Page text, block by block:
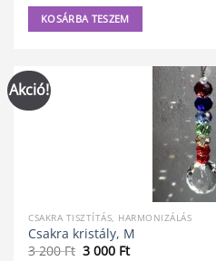
KOSÁRBA TESZEM
Akció!
CSAKRA TISZTÍTÁS, HARMONIZÁLÁS
Csakra kristály, M
3 200Ft Original
3 000 FtCurrent